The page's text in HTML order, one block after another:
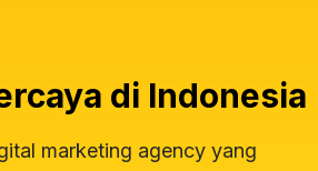
di Indonesia
marketing agency yang